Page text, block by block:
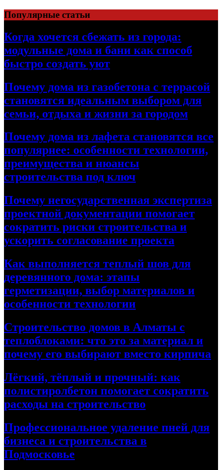
Перейти
к
содержимому
Популярные статьи
Когда хочется сбежать из города:
модульные дома и бани как способ
быстро создать уют
Почему дома из газобетона с террасой
становятся идеальным выбором для
семьи, отдыха и жизни за городом
Почему дома из лафета становятся все
популярнее: особенности технологии,
преимущества и нюансы
строительства под ключ
Почему негосударственная экспертиза
проектной документации помогает
сократить риски строительства и
ускорить согласование проекта
Как выполняется теплый шов для
деревянного дома: этапы
герметизации, выбор материалов и
особенности технологии
Строительство домов в Алматы с
теплоблоками: что это за материал и
почему его выбирают вместо кирпича
Лёгкий, тёплый и прочный: как
полистиролбетон помогает сократить
расходы на строительство
Профессиональное удаление пней для
бизнеса и строительства в
Подмосковье